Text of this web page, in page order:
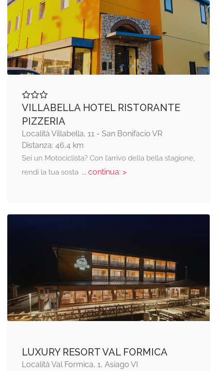
VILLABELLA HOTEL RISTORANTE
PIZZERIA
Località Villabella, 11 - San Bonifacio VR
Distanza: 46,4 km
Sei un Motociclista? Con l’arrivo della bella stagione,
rendi la tua sosta... continua: >
LUXURY RESORT VAL FORMICA
Località Val Formica, 1, Asiago VI